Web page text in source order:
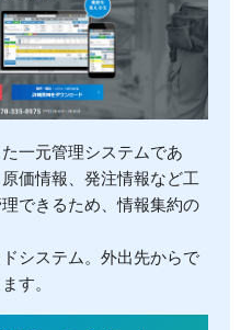
一元管理システムであ
価情報、発注情報など工
できるため、情報集約の
システム。外出先からで
す。